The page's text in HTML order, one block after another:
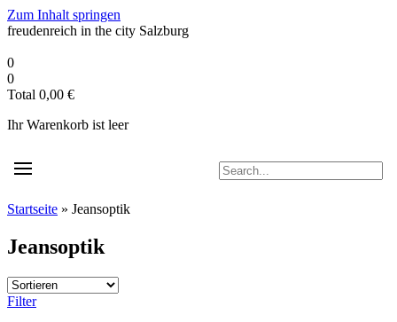
Zum Inhalt springen
freudenreich in the city Salzburg
0
0
Total 0,00 €
Ihr Warenkorb ist leer
Startseite » Jeansoptik
Jeansoptik
Filter